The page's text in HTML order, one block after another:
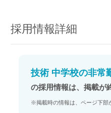
採用情報詳細
技術 中学校の非常
の採用情報は、掲載が
※掲載時の情報は、ページ下部